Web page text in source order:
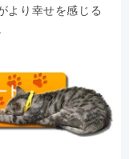
より幸せを感じる